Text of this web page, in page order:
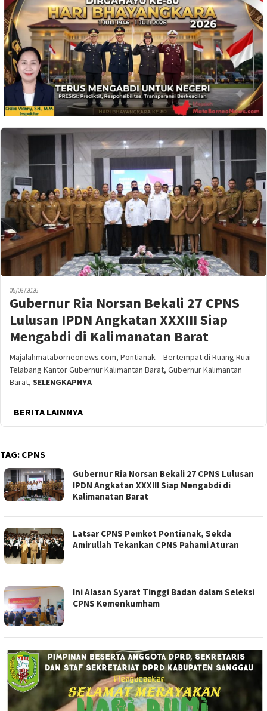
05/08/2026
Gubernur Ria Norsan Bekali 27 CPNS
Lulusan IPDN Angkatan XXXIII Siap
Mengabdi di Kalimanatan Barat
Majalahmataborneonews.com, Pontianak – Bertempat di Ruang Ruai
Telabang Kantor Gubernur Kalimantan Barat, Gubernur Kalimantan
Barat, SELENGKAPNYA
BERITA LAINNYA
TAG: CPNS
Gubernur Ria Norsan Bekali 27 CPNS Lulusan
IPDN Angkatan XXXIII Siap Mengabdi di
Kalimanatan Barat
Latsar CPNS Pemkot Pontianak, Sekda
Amirullah Tekankan CPNS Pahami Aturan
Ini Alasan Syarat Tinggi Badan dalam Seleksi
CPNS Kemenkumham